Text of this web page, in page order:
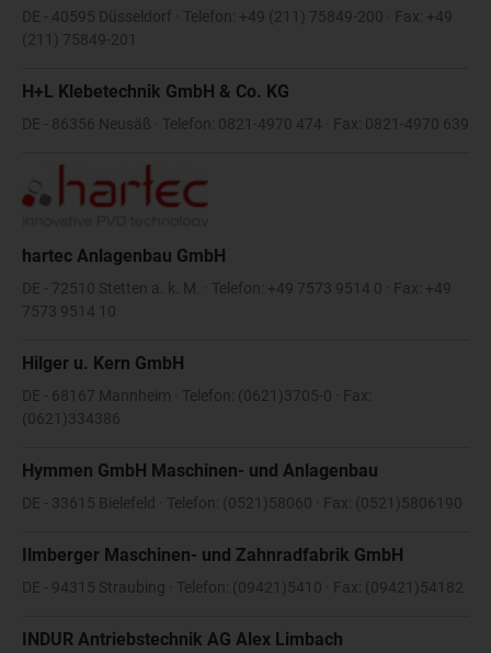
DE - 40595 Düsseldorf · Telefon: +49 (211) 75849-200 · Fax: +49
(211) 75849-201
H+L Klebetechnik GmbH & Co. KG
DE - 86356 Neusäß · Telefon: 0821-4970 474 · Fax: 0821-4970 639
hartec Anlagenbau GmbH
DE - 72510 Stetten a. k. M. · Telefon: +49 7573 9514 0 · Fax: +49
7573 9514 10
Hilger u. Kern GmbH
DE - 68167 Mannheim · Telefon: (0621)3705-0 · Fax:
(0621)334386
Hymmen GmbH Maschinen- und Anlagenbau
DE - 33615 Bielefeld · Telefon: (0521)58060 · Fax: (0521)5806190
Ilmberger Maschinen- und Zahnradfabrik GmbH
DE - 94315 Straubing · Telefon: (09421)5410 · Fax: (09421)54182
INDUR Antriebstechnik AG Alex Limbach